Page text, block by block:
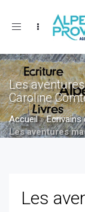
Toggle
Les
Caroline
Accueil»Ecrivains
Les aventures
Les